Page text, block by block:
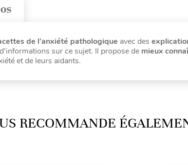
de l’anxiété pathologique avec des
sur ce sujet. Il propose de mieux
et de leurs aidants.
RECOMMANDE